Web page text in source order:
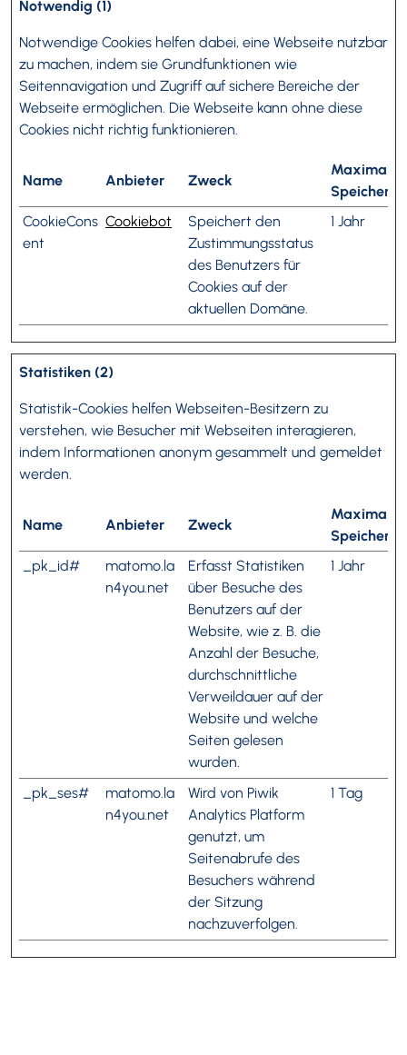
Notwendig (1)
Notwendige Cookies helfen dabei, eine Webseite nutzbar
zu machen, indem sie Grundfunktionen wie
Seitennavigation und Zugriff auf sichere Bereiche der
Webseite ermöglichen. Die Webseite kann ohne diese
Cookies nicht richtig funktionieren.
Name Anbieter Zweck
Maximale
CookieCons
ent
Cookiebot
Speichert den
Zustimmungsstatus
des Benutzers für
Cookies auf der
aktuellen Domäne.
1 Jahr
Statistiken (2)
Statistik-Cookies helfen Webseiten-Besitzern zu
verstehen, wie Besucher mit Webseiten interagieren,
indem Informationen anonym gesammelt und gemeldet
werden.
Name Anbieter Zweck
Maximale
_pk_id#
matomo.la
n4you.net
Erfasst Statistiken
über Besuche des
Benutzers auf der
Website, wie z. B. die
Anzahl der Besuche,
durchschnittliche
Verweildauer auf der
Website und welche
Seiten gelesen
wurden.
1 Jahr
_pk_ses#
matomo.la
n4you.net
Wird von Piwik
Analytics Platform
genutzt, um
Seitenabrufe des
Besuchers während
der Sitzung
nachzuverfolgen.
1 Tag